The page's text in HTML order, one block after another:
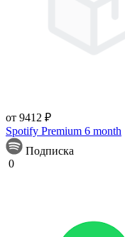
от 9412 ₽
Spotify Premium 6 month
Подписка
0